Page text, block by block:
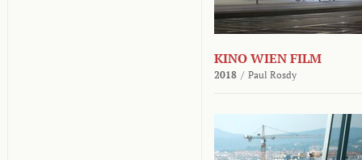
KINO WIEN FILM
2018 / Paul Rosdy